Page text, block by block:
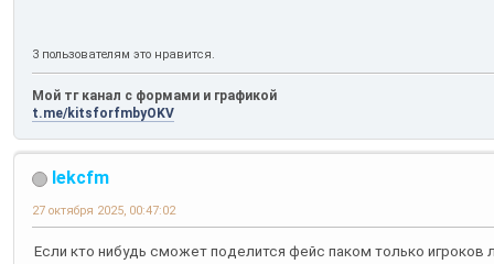
3 пользователям это нравится.
Мой тг канал с формами и графикой
t.me/kitsforfmbyOKV
lekcfm
27 октября 2025, 00:47:02
Если кто нибудь сможет поделится фейс паком только игроков